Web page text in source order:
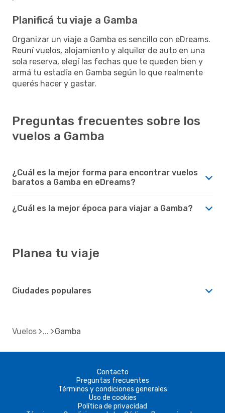
Planificá tu viaje a Gamba
Organizar un viaje a Gamba es sencillo con eDreams.
Reuní vuelos, alojamiento y alquiler de auto en una
sola reserva, elegí las fechas que te queden bien y
armá tu estadía en Gamba según lo que realmente
querés hacer y gastar.
Preguntas frecuentes sobre los
vuelos a Gamba
¿Cuál es la mejor forma para encontrar vuelos
baratos a Gamba en eDreams?
¿Cuál es la mejor época para viajar a Gamba?
Planea tu viaje
Ciudades populares
Vuelos Gamba
Contacto
Preguntas frecuentes
Términos y condiciones generales
Uso de cookies
Política de privacidad